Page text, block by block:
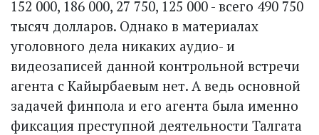
152 000, 186 000, 27 750, 125 000 - всего 490 750
тысяч долларов. Однако в материалах
уголовного дела никаких аудио- и
видеозаписей данной контрольной встречи
агента с Кайырбаевым нет. А ведь основной
задачей финпола и его агента была именно
фиксация преступной деятельности Талгата